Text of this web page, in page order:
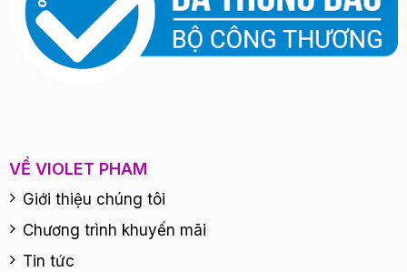
VỀ VIOLET PHAM
Giới thiệu chúng tôi
Chương trình khuyến mãi
Tin tức